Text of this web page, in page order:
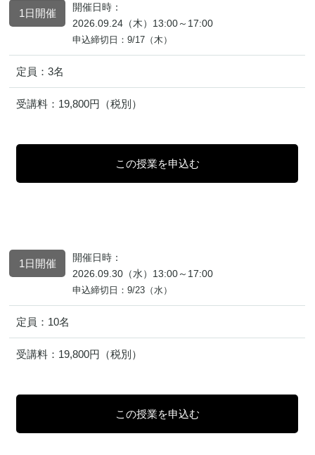
1日開催
開催日時：
2026.09.24（木）13:00～17:00
申込締切日：9/17（木）
定員：3名
受講料： 19,800円（税別）
1日開催
開催日時：
2026.09.30（水）13:00～17:00
申込締切日：9/23（水）
定員： 10名
受講料： 19,800円（税別）